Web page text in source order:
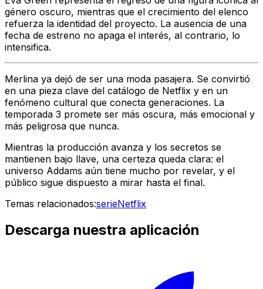
género oscuro, mientras que el crecimiento del elenco
refuerza la identidad del proyecto. La ausencia de una
fecha de estreno no apaga el interés, al contrario, lo
intensifica.
Merlina ya dejó de ser una moda pasajera. Se convirtió
en una pieza clave del catálogo de Netflix y en un
fenómeno cultural que conecta generaciones. La
temporada 3 promete ser más oscura, más emocional y
más peligrosa que nunca.
Mientras la producción avanza y los secretos se
mantienen bajo llave, una certeza queda clara: el
universo Addams aún tiene mucho por revelar, y el
público sigue dispuesto a mirar hasta el final.
Temas relacionados:serieNetflix
Descarga nuestra aplicación